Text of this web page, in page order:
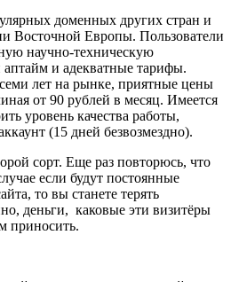
доменных других стран и
Восточной Европы. Пользователи
научно-техническую
и адекватные тарифы.
лет на рынке, приятные цены
от 90 рублей в месяц. Имеется
уровень качества работы,
(15 дней безвозмездно).
сорт. Еще раз повторюсь, что
если будут постоянные
то вы станете терять
деньги, каковые эти визитёры
приносить.